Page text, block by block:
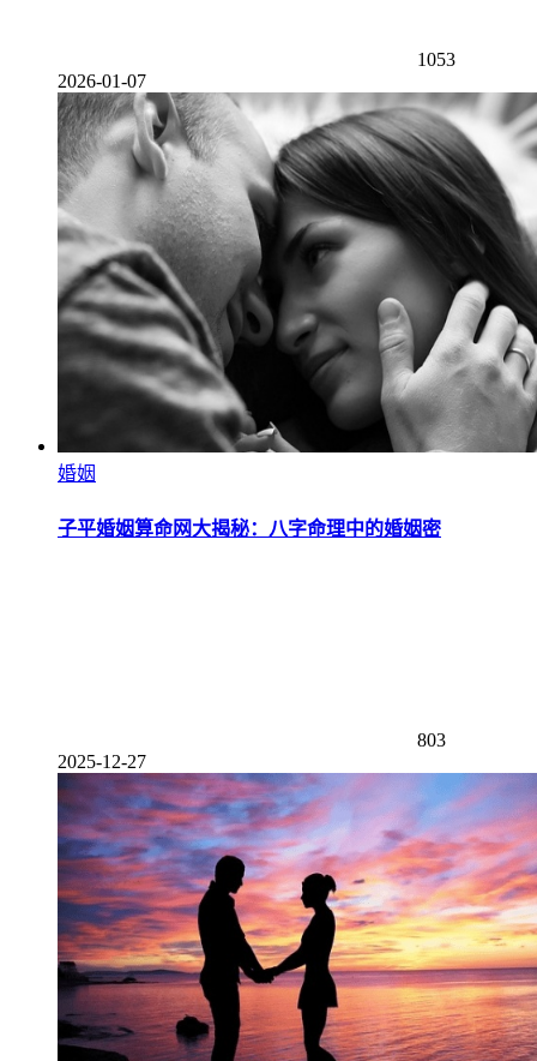
1053
2026-01-07
婚姻
子平婚姻算命网大揭秘：八字命理中的婚姻密
803
2025-12-27